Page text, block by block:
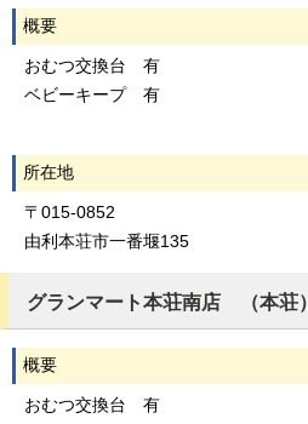
概要
おむつ交換台 有
ベビーキープ 有
所在地
〒015-0852
由利本荘市一番堰135
グランマート本荘南店 （本荘）
概要
おむつ交換台 有